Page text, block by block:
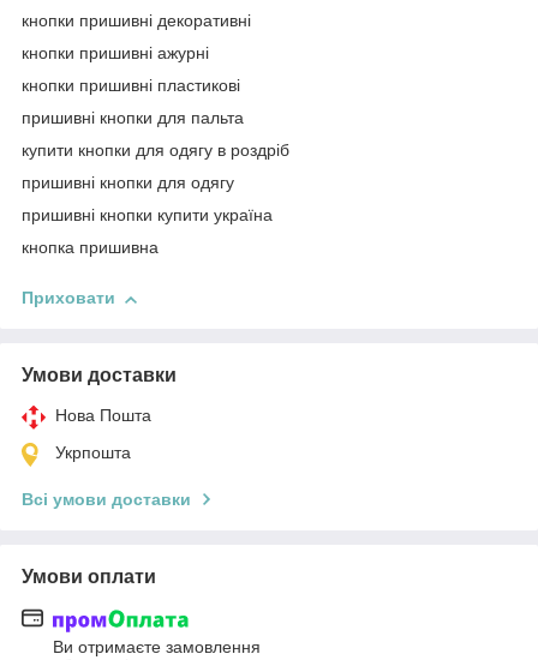
кнопки пришивні декоративні
кнопки пришивні ажурні
кнопки пришивні пластикові
пришивні кнопки для пальта
купити кнопки для одягу в роздріб
пришивні кнопки для одягу
пришивні кнопки купити україна
кнопка пришивна
Приховати
Умови доставки
Нова Пошта
Укрпошта
Всі умови доставки
Умови оплати
Ви отримаєте замовлення